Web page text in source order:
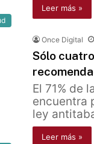
Leer más »
Once Digital
Sólo
El 71% de
encuentra
ley
Leer más »